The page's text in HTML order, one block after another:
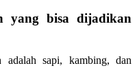
yang bisa dijadikan
sapi, kambing, dan